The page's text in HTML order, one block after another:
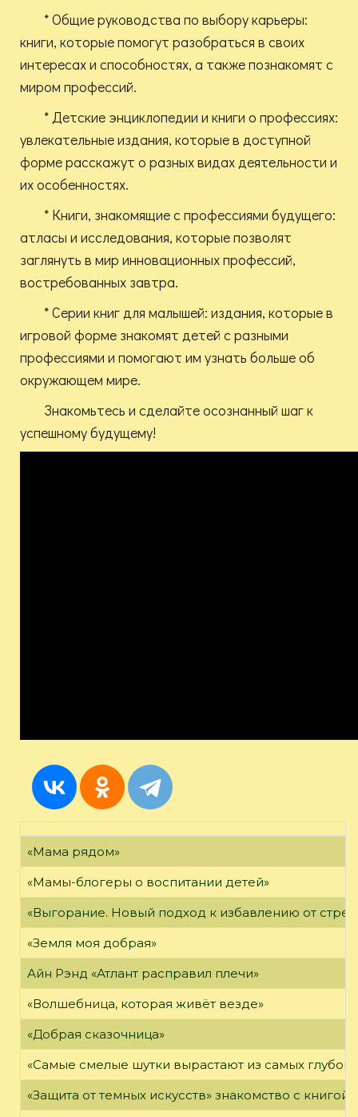
* Общие руководства по выбору карьеры:
книги, которые помогут разобраться в своих
интересах и способностях, а также познакомят с
миром профессий.
* Детские энциклопедии и книги о профессиях:
увлекательные издания, которые в доступной
форме расскажут о разных видах деятельности и
их особенностях.
* Книги, знакомящие с профессиями будущего:
атласы и исследования, которые позволят
заглянуть в мир инновационных профессий,
востребованных завтра.
* Серии книг для малышей: издания, которые в
игровой форме знакомят детей с разными
профессиями и помогают им узнать больше об
окружающем мире.
Знакомьтесь и сделайте осознанный шаг к
успешному будущему!
«Мама рядом»
«Мамы-блогеры о воспитании детей»
«Выгорание. Новый подход к избавлению от
«Земля моя добрая»
Айн Рэнд «Атлант расправил плечи»
«Волшебница, которая живёт везде»
«Добрая сказочница»
«Самые смелые шутки вырастают из самых
«Защита от темных искусств» знакомство с